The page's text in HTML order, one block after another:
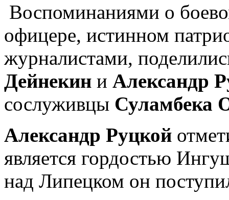
Воспоминаниями о
офицере, истинном
журналистами,
Дейнекин и Александр
сослуживцы Суламбека
Александр Руцкой
является гордостью
над Липецком он